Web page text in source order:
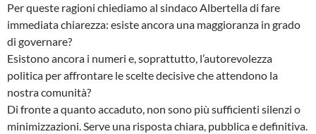
Per queste ragioni chiediamo al sindaco Albertella di fare
immediata chiarezza: esiste ancora una maggioranza in grado
di governare?
Esistono ancora i numeri e, soprattutto, l’autorevolezza
politica per affrontare le scelte decisive che attendono la
nostra comunità?
Di fronte a quanto accaduto, non sono più sufficienti silenzi o
minimizzazioni. Serve una risposta chiara, pubblica e definitiva.